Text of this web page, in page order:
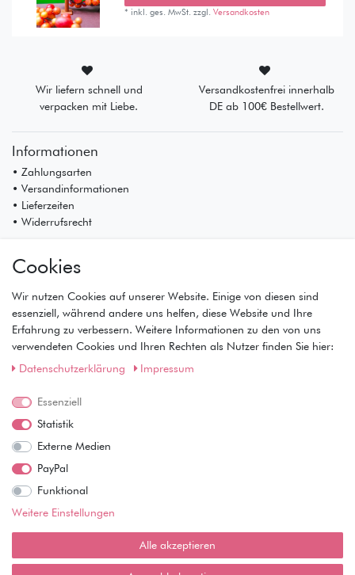
* inkl. ges. MwSt. zzgl.Versandkosten
Wir liefern schnell und
verpacken mit Liebe.
Versandkostenfrei innerhalb
DE ab 100€ Bestellwert.
Informationen
• Zahlungsarten
• Versandinformationen
• Lieferzeiten
• Widerrufsrecht
• Registrierung
• Warenkorb
• Kasse
• Wunschliste
Service
• Datenschutz
• AGB
Wie läuft der Versand ab?
Kann ich meine Bestellung abholen?
Ist die Ware neuverpackt?
Muss ich Vorbesteller-Artikel sofort bezahlen?
Cookies
Wir nutzen Cookies auf unserer Website. Einige von diesen sind
essenziell, während andere uns helfen, diese Website und Ihre
Erfahrung zu verbessern. Weitere Informationen zu den von uns
verwendeten Cookies und Ihren Rechten als Nutzer finden Sie hier:
Daten­schutz­erklärung
Impressum
Essenziell
Statistik
Externe Medien
PayPal
Funktional
Weitere Einstellungen
Alle akzeptieren